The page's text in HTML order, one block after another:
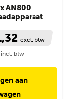
AN800
excl. btw
incl. btw
aan